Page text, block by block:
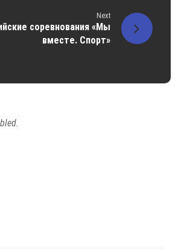
Next
соревнования «Мы
вместе. Спорт»